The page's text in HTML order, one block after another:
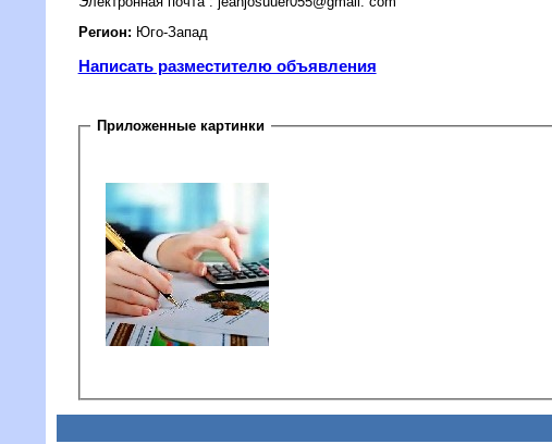
Регион: Юго-Запад
Написать разместителю объявления
Приложенные картинки